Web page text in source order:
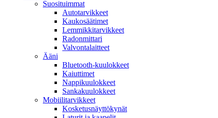
Suosituimmat
Autotarvikkeet
Kaukosäätimet
Lemmikkitarvikkeet
Radonmittari
Valvontalaitteet
Ääni
Bluetooth-kuulokkeet
Kaiuttimet
Nappikuulokkeet
Sankakuulokkeet
Mobiilitarvikkeet
Kosketusnäyttökynät